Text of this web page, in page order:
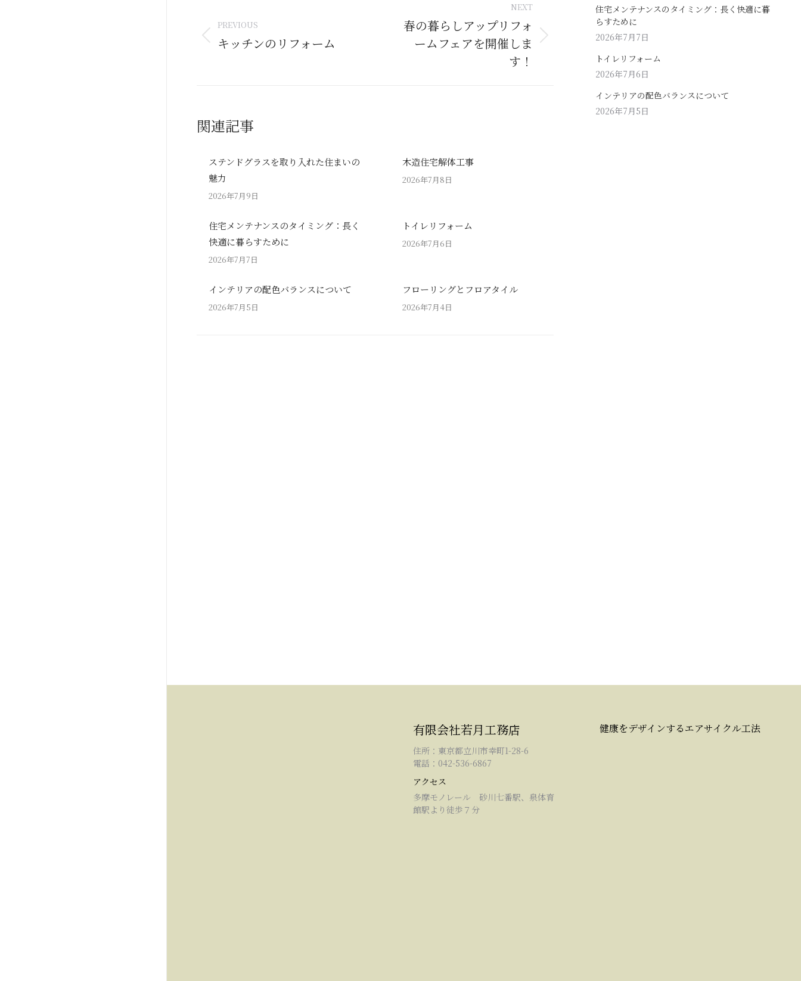
navigation
PREVIOUS
Previous
キッチンのリフォーム
NEXT
春の暮らしアップリフォ
ームフェアを開催しま
す！
関連記事
ステンドグラスを取り入れた住まいの
魅力
2026年7月9日
木造住宅解体工事
2026年7月8日
住宅メンテナンスのタイミング：長く
快適に暮らすために
2026年7月7日
トイレリフォーム
2026年7月6日
インテリアの配色バランスについて
2026年7月5日
フローリングとフロアタイル
2026年7月4日
住宅メンテナンスのタイミング：長く快適に暮
らすために
2026年7月7日
トイレリフォーム
2026年7月6日
インテリアの配色バランスについて
2026年7月5日
有限会社若月工務店
住所：東京都立川市幸町1-28-6
電話：042-536-6867
アクセス
多摩モノレール 砂川七番駅、泉体育
館駅より徒歩７分
健康をデザインするエアサイクル工法